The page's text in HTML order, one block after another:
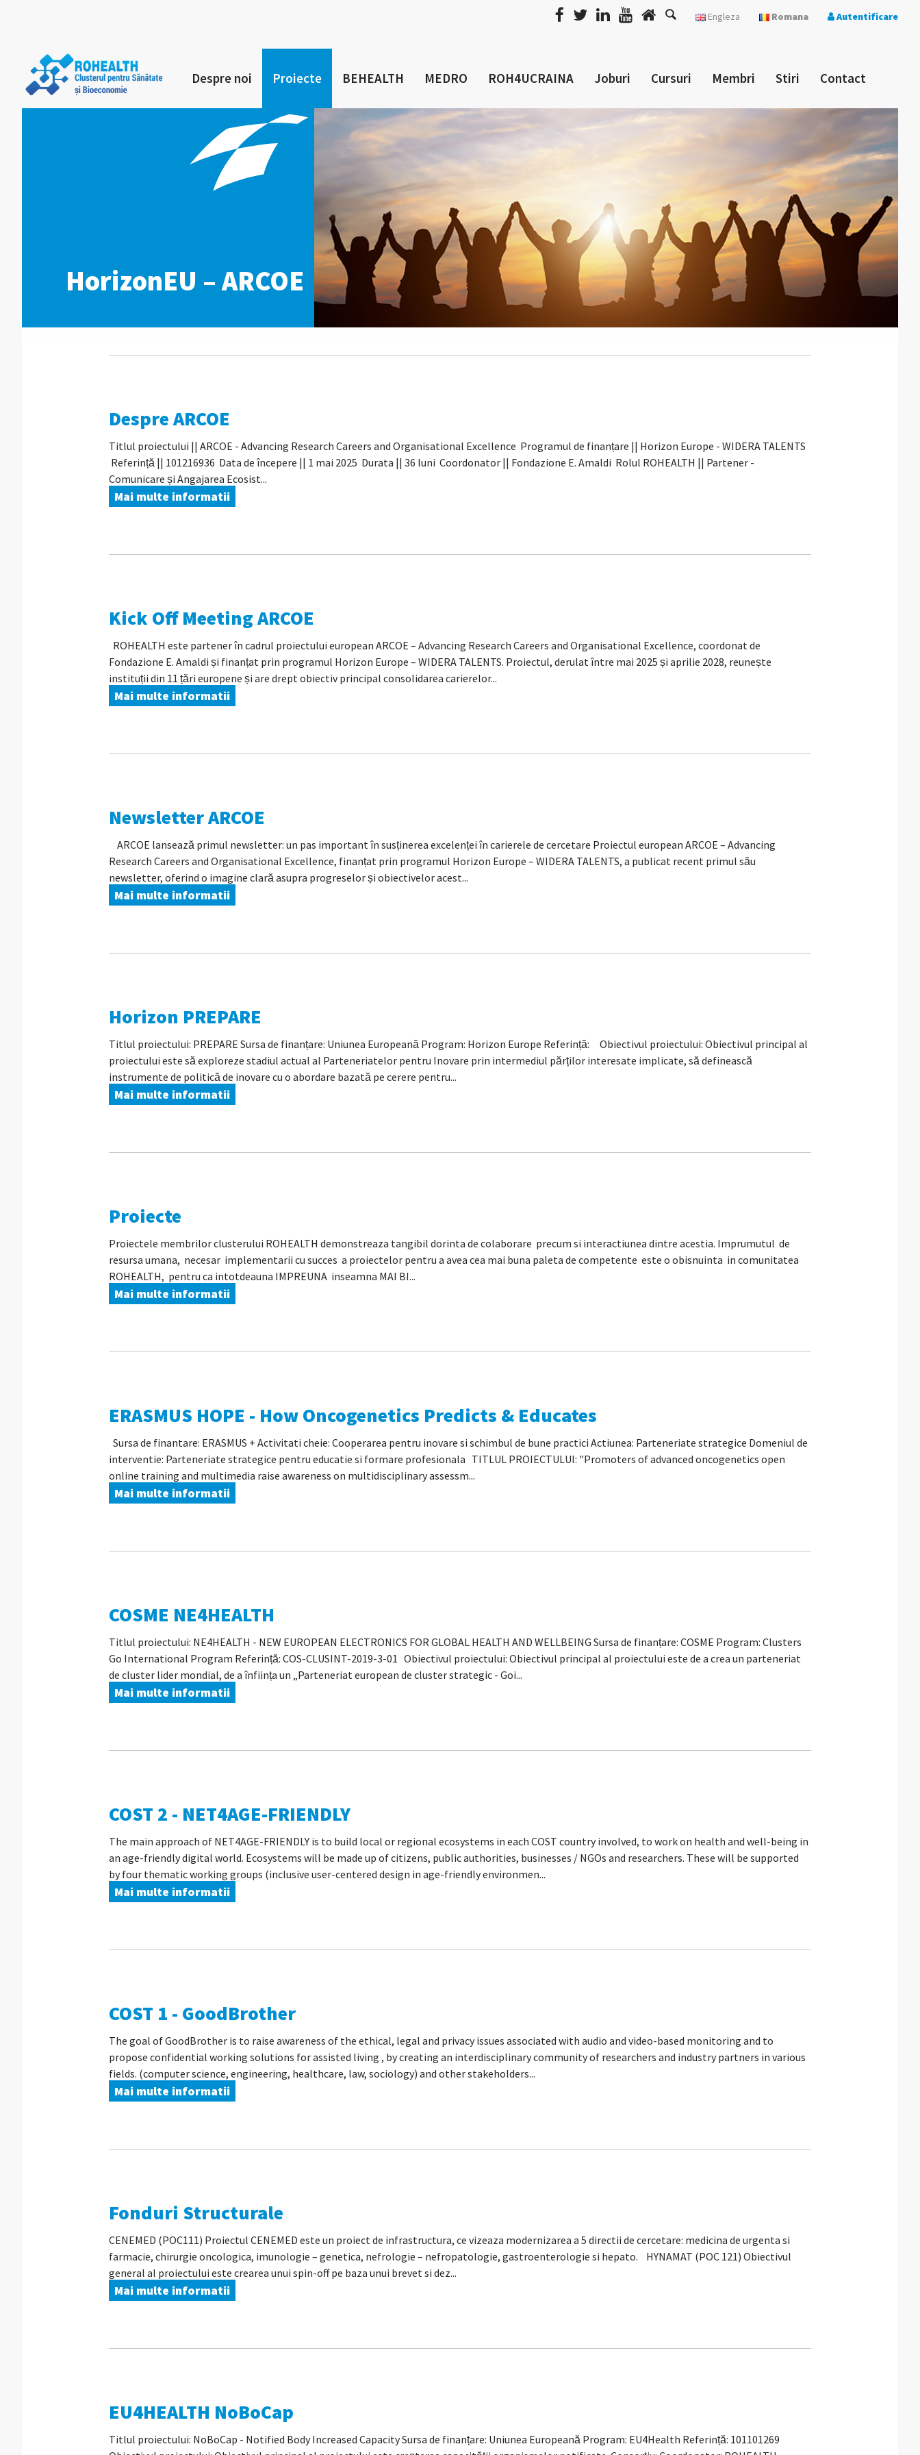
Engleza Romana Autentificare
Despre noi Proiecte BEHEALTH MEDRO ROH4UCRAINA Joburi Cursuri Membri Stiri Contact
HorizonEU – ARCOE
Despre ARCOE
Titlul proiectului || ARCOE - Advancing Research Careers and Organisational Excellence Programul de finanțare || Horizon Europe - WIDERA TALENTS
Referință || 101216936 Data de începere || 1 mai 2025 Durata || 36 luni Coordonator || Fondazione E. Amaldi Rolul ROHEALTH || Partener -
Comunicare și Angajarea Ecosist...
Mai multe informatii
Kick Off Meeting ARCOE
ROHEALTH este partener în cadrul proiectului european ARCOE – Advancing Research Careers and Organisational Excellence, coordonat de
Fondazione E. Amaldi și finanțat prin programul Horizon Europe – WIDERA TALENTS. Proiectul, derulat între mai 2025 și aprilie 2028, reunește
instituții din 11 țări europene și are drept obiectiv principal consolidarea carierelor...
Mai multe informatii
Newsletter ARCOE
ARCOE lansează primul newsletter: un pas important în susținerea excelenței în carierele de cercetare Proiectul european ARCOE – Advancing
Research Careers and Organisational Excellence, finanțat prin programul Horizon Europe – WIDERA TALENTS, a publicat recent primul său
newsletter, oferind o imagine clară asupra progreselor și obiectivelor acest...
Mai multe informatii
Horizon PREPARE
Titlul proiectului: PREPARE Sursa de finanțare: Uniunea Europeană Program: Horizon Europe Referință: Obiectivul proiectului: Obiectivul principal al
proiectului este să exploreze stadiul actual al Parteneriatelor pentru Inovare prin intermediul părților interesate implicate, să definească
instrumente de politică de inovare cu o abordare bazată pe cerere pentru...
Mai multe informatii
Proiecte
Proiectele membrilor clusterului ROHEALTH demonstreaza tangibil dorinta de colaborare precum si interactiunea dintre acestia. Imprumutul de
resursa umana, necesar implementarii cu succes a proiectelor pentru a avea cea mai buna paleta de competente este o obisnuinta in comunitatea
ROHEALTH, pentru ca intotdeauna IMPREUNA inseamna MAI BI...
Mai multe informatii
ERASMUS HOPE - How Oncogenetics Predicts & Educates
Sursa de finantare: ERASMUS + Activitati cheie: Cooperarea pentru inovare si schimbul de bune practici Actiunea: Parteneriate strategice Domeniul de
interventie: Parteneriate strategice pentru educatie si formare profesionala TITLUL PROIECTULUI: "Promoters of advanced oncogenetics open
online training and multimedia raise awareness on multidisciplinary assessm...
Mai multe informatii
COSME NE4HEALTH
Titlul proiectului: NE4HEALTH - NEW EUROPEAN ELECTRONICS FOR GLOBAL HEALTH AND WELLBEING Sursa de finanțare: COSME Program: Clusters
Go International Program Referință: COS-CLUSINT-2019-3-01 Obiectivul proiectului: Obiectivul principal al proiectului este de a crea un parteneriat
de cluster lider mondial, de a înființa un „Parteneriat european de cluster strategic - Goi...
Mai multe informatii
COST 2 - NET4AGE-FRIENDLY
The main approach of NET4AGE-FRIENDLY is to build local or regional ecosystems in each COST country involved, to work on health and well-being in
an age-friendly digital world. Ecosystems will be made up of citizens, public authorities, businesses / NGOs and researchers. These will be supported
by four thematic working groups (inclusive user-centered design in age-friendly environmen...
Mai multe informatii
COST 1 - GoodBrother
The goal of GoodBrother is to raise awareness of the ethical, legal and privacy issues associated with audio and video-based monitoring and to
propose confidential working solutions for assisted living , by creating an interdisciplinary community of researchers and industry partners in various
fields. (computer science, engineering, healthcare, law, sociology) and other stakeholders...
Mai multe informatii
Fonduri Structurale
CENEMED (POC111) Proiectul CENEMED este un proiect de infrastructura, ce vizeaza modernizarea a 5 directii de cercetare: medicina de urgenta si
farmacie, chirurgie oncologica, imunologie – genetica, nefrologie – nefropatologie, gastroenterologie si hepato. HYNAMAT (POC 121) Obiectivul
general al proiectului este crearea unui spin-off pe baza unui brevet si dez...
Mai multe informatii
EU4HEALTH NoBoCap
Titlul proiectului: NoBoCap - Notified Body Increased Capacity Sursa de finanțare: Uniunea Europeană Program: EU4Health Referință: 101101269